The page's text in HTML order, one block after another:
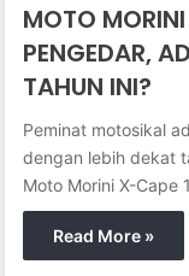
MOTO
PENGEDAR,
TAHUN INI?
Peminat motosikal
dengan lebih dekat
Moto Morini X-Cape
Read More »